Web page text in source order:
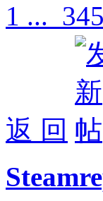
1 ... 345
返 回